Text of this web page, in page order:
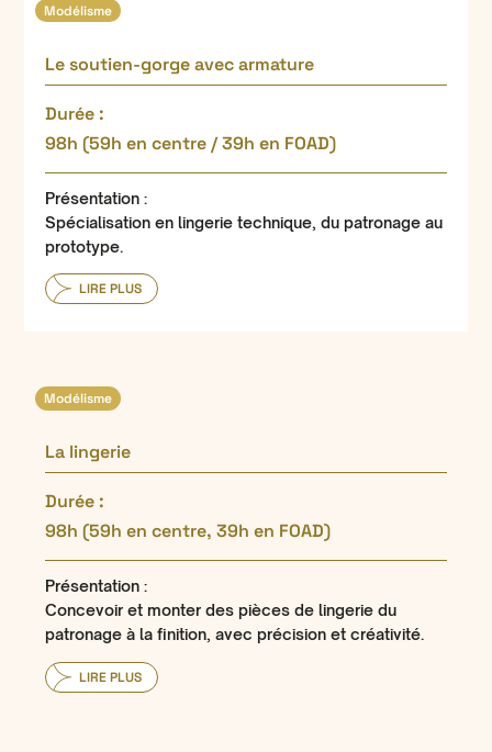
Le soutien-gorge avec armature
Durée :
98h (59h en centre / 39h en FOAD)
Présentation :
Spécialisation en lingerie technique, du patronage au
prototype.
LIRE PLUS
Modélisme
La lingerie
Durée :
98h (59h en centre, 39h en FOAD)
Présentation :
Concevoir et monter des pièces de lingerie du
patronage à la finition, avec précision et créativité.
LIRE PLUS
Modélisme